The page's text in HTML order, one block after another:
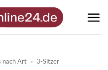
nach Art » 3-Sitzer